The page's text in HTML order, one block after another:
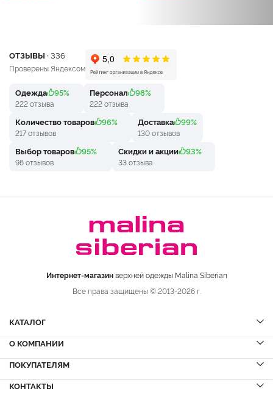
ОТЗЫВЫ ·336
Проверены Яндексом
Одежда 95%
222 отзыва
Персонал 98%
222 отзыва
Количество товаров 96%
217 отзывов
Доставка 99%
130 отзывов
Выбор товаров 95%
98 отзывов
Скидки и акции 93%
33 отзыва
Интернет-магазинверхней одежды Malina Siberian
Все права защищены © 2013-2026 г.
КАТАЛОГ
Шубы
Шубы из норки
Дубленки
О КОМПАНИИ
Вопрос-ответ
Сервисный центр
ПОКУПАТЕЛЯМ
Акции
КОНТАКТЫ